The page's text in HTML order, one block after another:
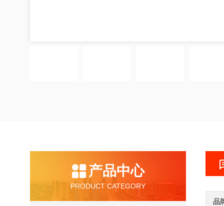
产品中心
PRODUCT CATEGORY
品